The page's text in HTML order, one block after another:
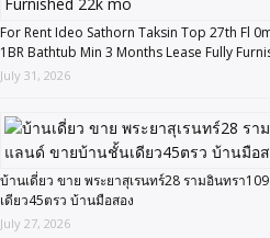
For Rent Ideo Sathorn Taksin Top 27th Fl
1BR Bathtub Min 3 Months Lease Fully
July 31, 2026
บ้านเดี่ยว ขาย พระยาสุเรนทร์28 รามอินทรา
เดียว45ตรว บ้านมือสอง
July 27, 2026